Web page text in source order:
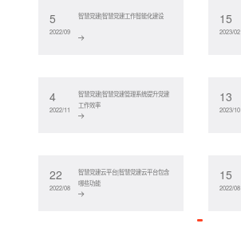
5
2022/09
智慧党建|智慧党建工作智能化建设 15
2023/02
4
2022/11
智慧党建|智慧党建管理系统提升党建
工作效率
13
2023/10
22
2022/08
智慧党建云平台|智慧党建云平台包含
哪些功能
15
2022/08